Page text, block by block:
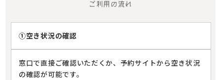
ご利用の流れ
①空き状況の確認
窓口で直接ご確認いただくか、予約サイトから空き状況
の確認が可能です。